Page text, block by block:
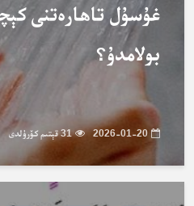
غۇسۇل تاھارەتنى
بولامدۇ؟
2026-01-20 31 قېتىم كۆرۈلدى